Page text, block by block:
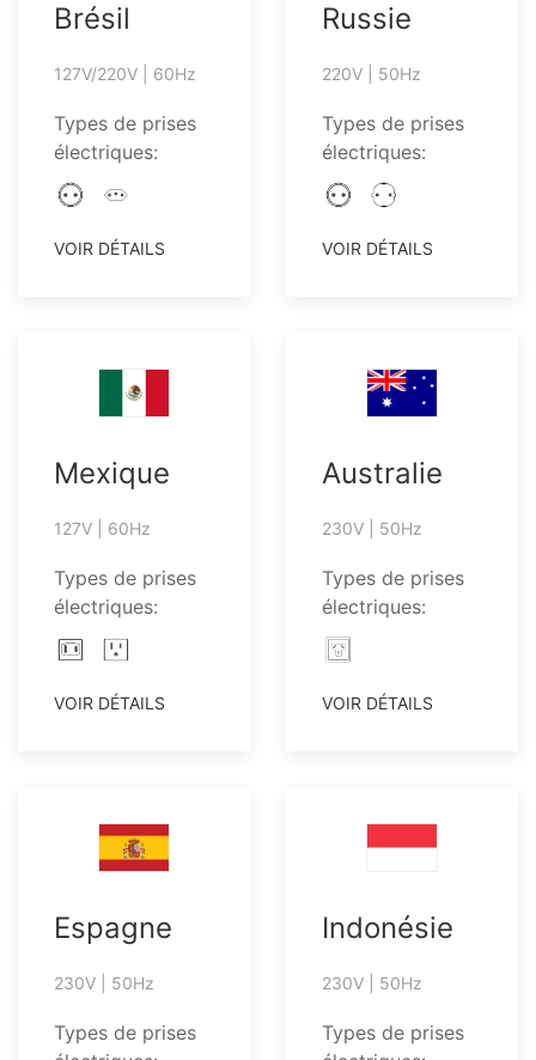
Brésil
127V/220V | 60Hz
Types de prises
électriques:
VOIR DÉTAILS
Russie
220V | 50Hz
Types de prises
électriques:
VOIR DÉTAILS
Mexique
127V | 60Hz
Types de prises
électriques:
VOIR DÉTAILS
Australie
230V | 50Hz
Types de prises
électriques:
VOIR DÉTAILS
Espagne
230V | 50Hz
Types de prises
Indonésie
230V | 50Hz
Types de prises